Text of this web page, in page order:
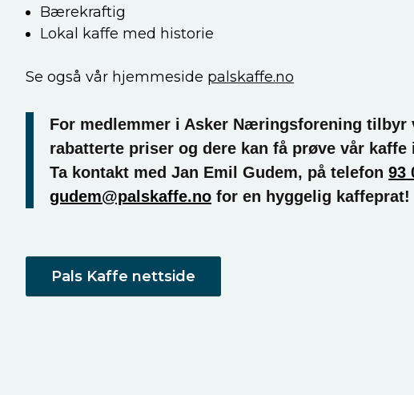
Bærekraftig
Lokal kaffe med historie
Se også vår hjemmeside palskaffe.no
For medlemmer i Asker Næringsforening tilbyr
rabatterte priser og dere kan få prøve vår kaffe
Ta kontakt med Jan Emil Gudem, på telefon 93
gudem@palskaffe.no for en hyggelig kaffeprat!
Pals Kaffe nettside